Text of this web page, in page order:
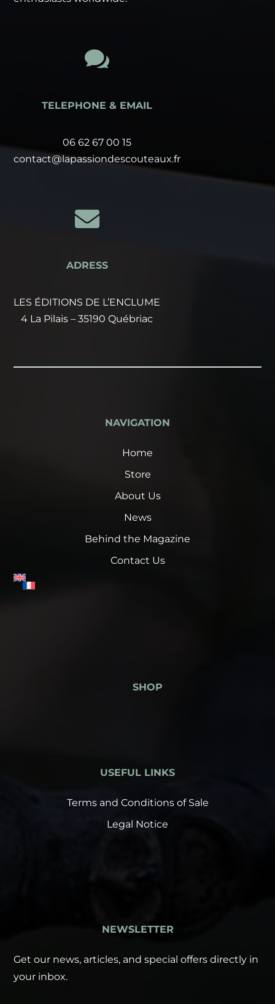

TELEPHONE & EMAIL
06 62 67 00 15
contact@lapassiondescouteaux.fr

ADRESS
LES ÉDITIONS DE L’ENCLUME
4 La Pilais – 35190 Québriac
NAVIGATION
Home
Store
About Us
News
Behind the Magazine
Contact Us
SHOP
USEFUL LINKS
Terms and Conditions of Sale
Legal Notice
NEWSLETTER
Get our news, articles, and special offers directly in
your inbox.